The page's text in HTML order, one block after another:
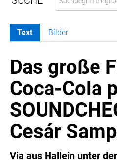
MELDUNGEN
COCA-COLA
Coca-Cola CUP
COCA-COLA HBC ÖSTERREICH
RÖMERQUELLE
ÖSTERREICHISCHE SPORTHILFE
KESCH
BARFLY'S CLUB
Text Bilder
Das große
Coca-Cola
Cesár
Via aus Hallein unter